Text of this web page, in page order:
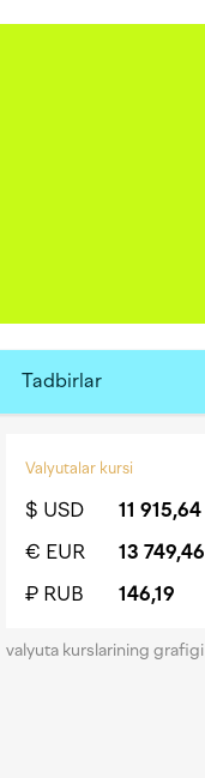
Tadbirlar
Valyutalar kursi
$ USD 11 915,64
€ EUR
13 749,46
₽ RUB
146,19
valyuta kurslarining grafigi